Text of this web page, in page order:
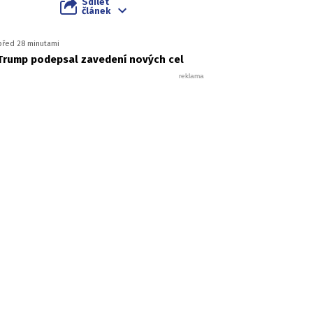
článek
28 minutami
podepsal zavedení nových cel